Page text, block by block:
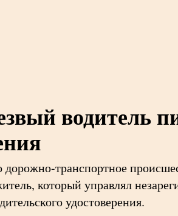
водитель
транспортное
который управлял
удостоверения.